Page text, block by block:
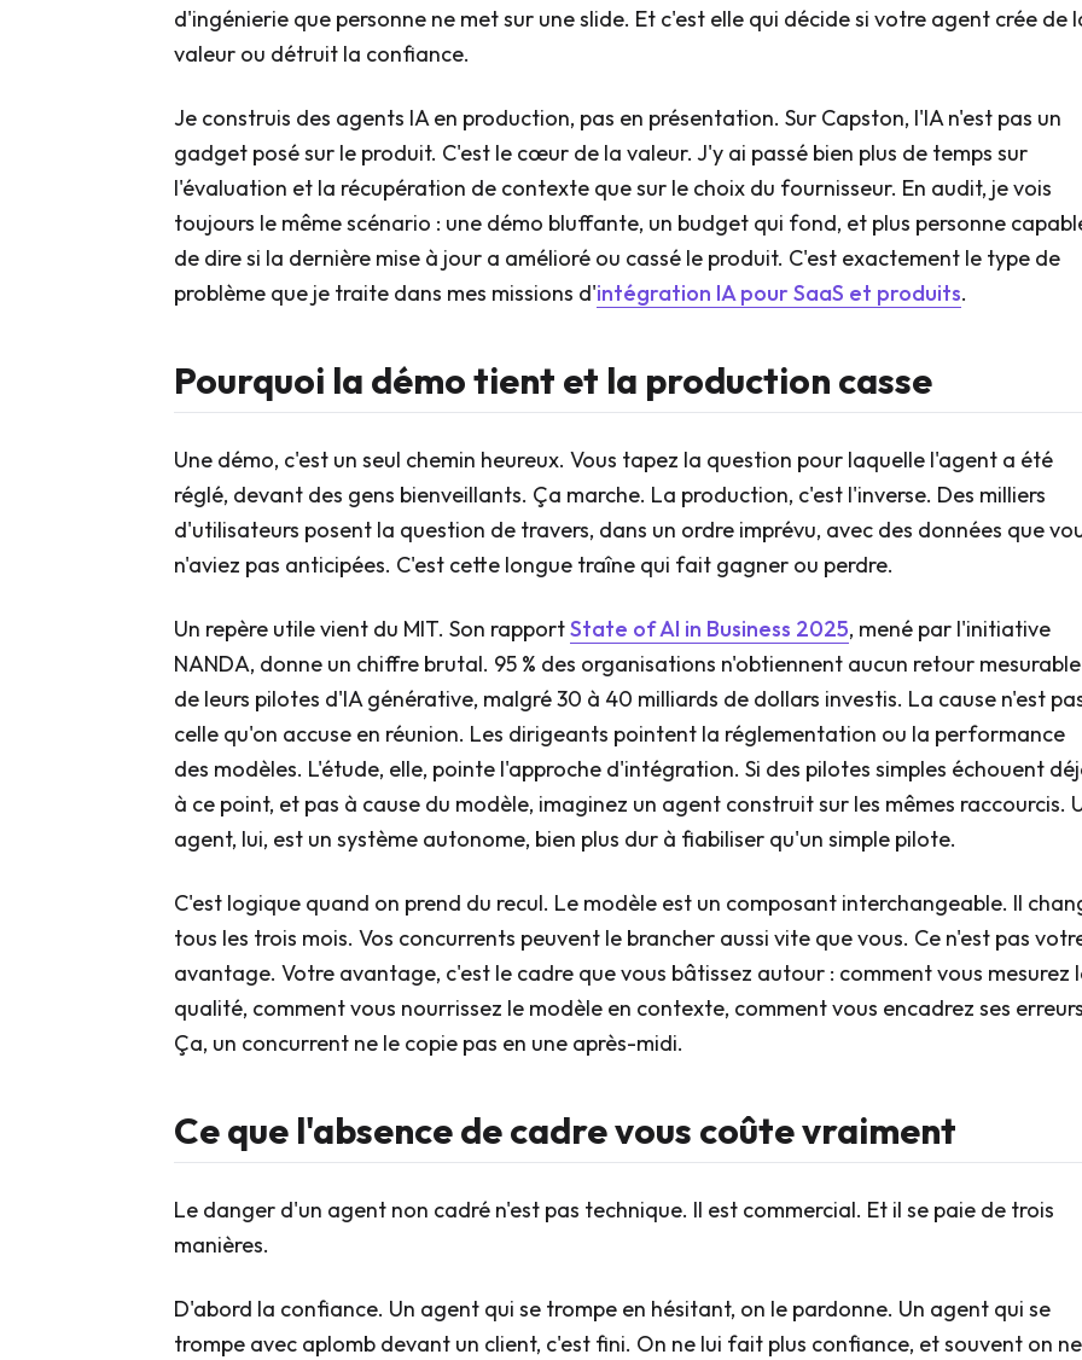
d'ingénierie que personne ne met sur une slide. Et c'est elle qui décide si votre agent crée de
valeur ou détruit la confiance.
Je construis des agents IA en production, pas en présentation. Sur Capston, l'IA n'est pas un
gadget posé sur le produit. C'est le cœur de la valeur. J'y ai passé bien plus de temps sur
l'évaluation et la récupération de contexte que sur le choix du fournisseur. En audit, je vois
toujours le même scénario : une démo bluffante, un budget qui fond, et plus personne
de dire si la dernière mise à jour a amélioré ou cassé le produit. C'est exactement le type de
problème que je traite dans mes missions d'intégration IA pour SaaS et produits.
Pourquoi la démo tient et la production casse
Une démo, c'est un seul chemin heureux. Vous tapez la question pour laquelle l'agent a été
réglé, devant des gens bienveillants. Ça marche. La production, c'est l'inverse. Des milliers
d'utilisateurs posent la question de travers, dans un ordre imprévu, avec des données que
n'aviez pas anticipées. C'est cette longue traîne qui fait gagner ou perdre.
Un repère utile vient du MIT. Son rapportState of AI in Business 2025, mené par l'initiative
NANDA, donne un chiffre brutal. 95 % des organisations n'obtiennent aucun retour mesurable
de leurs pilotes d'IA générative, malgré 30 à 40 milliards de dollars investis. La cause n'est
celle qu'on accuse en réunion. Les dirigeants pointent la réglementation ou la performance
des modèles. L'étude, elle, pointe l'approche d'intégration. Si des pilotes simples échouent
à ce point, et pas à cause du modèle, imaginez un agent construit sur les mêmes raccourcis.
agent, lui, est un système autonome, bien plus dur à fiabiliser qu'un simple pilote.
C'est logique quand on prend du recul. Le modèle est un composant interchangeable. Il
tous les trois mois. Vos concurrents peuvent le brancher aussi vite que vous. Ce n'est pas
avantage. Votre avantage, c'est le cadre que vous bâtissez autour : comment vous mesurez
qualité, comment vous nourrissez le modèle en contexte, comment vous encadrez ses
Ça, un concurrent ne le copie pas en une après-midi.
Ce que l'absence de cadre vous coûte vraiment
Le danger d'un agent non cadré n'est pas technique. Il est commercial. Et il se paie de trois
manières.
D'abord la confiance. Un agent qui se trompe en hésitant, on le pardonne. Un agent qui se
trompe avec aplomb devant un client, c'est fini. On ne lui fait plus confiance, et souvent on ne